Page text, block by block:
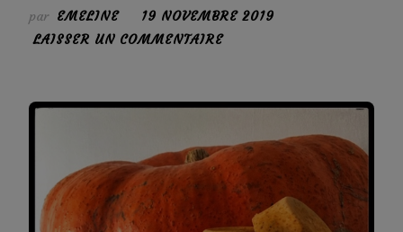
par EMELINE
19 NOVEMBRE 2019
LAISSER UN COMMENTAIRESUR
LA
CITROUILLE